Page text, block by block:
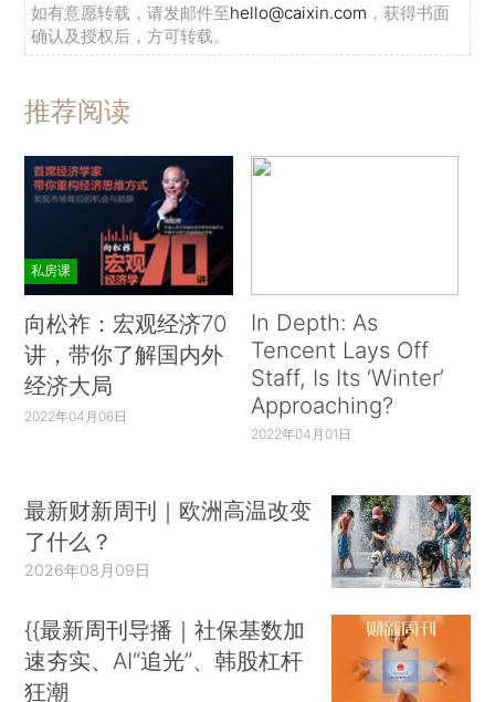
如有意愿转载，请发邮件至hello@caixin.com ，获得书面
确认及授权后，方可转载。
推荐阅读
私房课
向松祚：宏观经济70
讲，带你了解国内外
经济大局
2022年04月06日
In Depth: As
Tencent Lays Off
Staff, Is Its ‘Winter’
Approaching?
2022年04月01日
最新财新周刊｜欧洲高温改变
了什么？
2026年08月09日
{{最新周刊导播｜社保基数加
速夯实、AI“追光”、韩股杠杆
狂潮